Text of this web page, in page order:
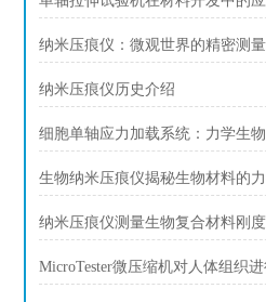
纳米压痕仪：微观世界的精密测
纳米压痕仪历史介绍
细胞单轴应力加载系统：力学生
生物纳米压痕仪揭秘生物材料的
纳米压痕仪测量生物复合材料刚度